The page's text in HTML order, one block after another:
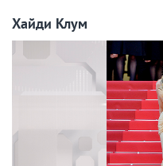
Хайди Клум